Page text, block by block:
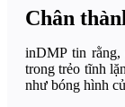
Chân
inDMP tin rằng,
trong trẻo tĩnh
như bóng hình